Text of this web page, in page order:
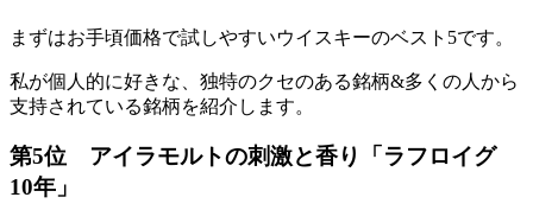
まずはお手頃価格で試しやすいウイスキーのベスト5です。
私が個人的に好きな、独特のクセのある銘柄&多くの人から
支持されている銘柄を紹介します。
第5位 アイラモルトの刺激と香り「ラフロイグ
10年」